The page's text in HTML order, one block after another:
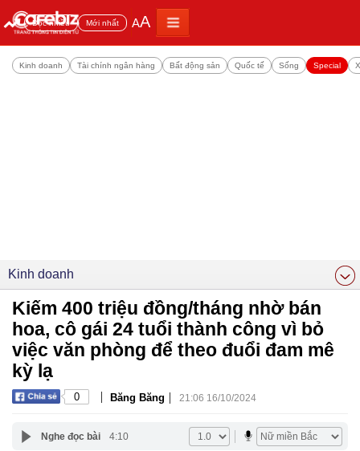
Đọc nhiều Mới nhất AA
Kinh doanh Tài chính ngân hàng Bất động sản Quốc tế Sống Special
Kinh doanh
Kiếm 400 triệu đồng/tháng nhờ bán
hoa, cô gái 24 tuổi thành công vì bỏ
việc văn phòng để theo đuổi đam mê
kỳ lạ
0 | Băng Băng | 21:06 16/10/2024
Nghe đọc bài 4:10